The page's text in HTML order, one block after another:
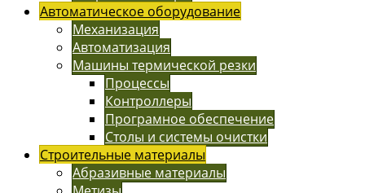
Автоматическое оборудование
Механизация
Автоматизация
Машины термической резки
Процессы
Контроллеры
Програмное обеспечение
Столы и системы очистки
Строительные материалы
Абразивные материалы